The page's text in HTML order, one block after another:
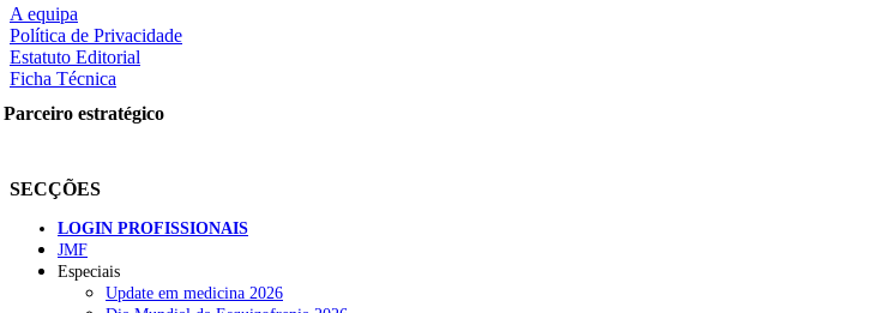
nas redes sociais:
A equipa
Política de Privacidade
Estatuto Editorial
Ficha Técnica
Parceiro estratégico
SECÇÕES
LOGIN PROFISSIONAIS
JMF
Especiais
Update em medicina 2026